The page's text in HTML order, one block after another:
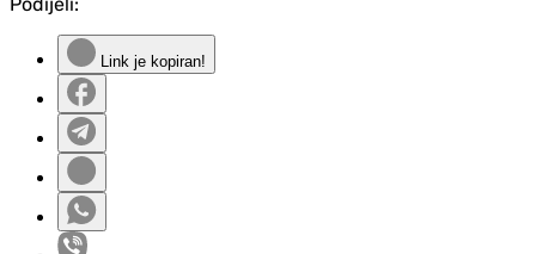
Link je kopiran!